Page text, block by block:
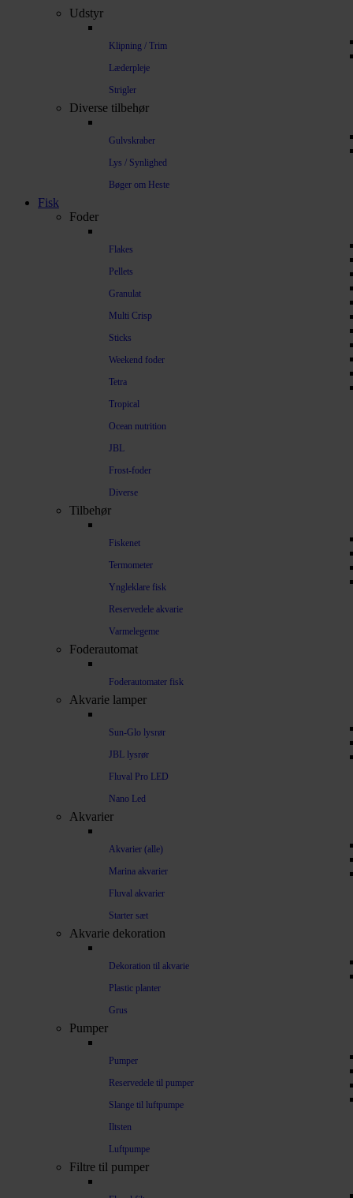
Udstyr
Klipning / Trim
Læderpleje
Strigler
Diverse tilbehør
Gulvskraber
Lys / Synlighed
Bøger om Heste
Fisk
Foder
Flakes
Pellets
Granulat
Multi Crisp
Sticks
Weekend foder
Tetra
Tropical
Ocean nutrition
JBL
Frost-foder
Diverse
Tilbehør
Fiskenet
Termometer
Yngleklare fisk
Reservedele akvarie
Varmelegeme
Foderautomat
Foderautomater fisk
Akvarie lamper
Sun-Glo lysrør
JBL lysrør
Fluval Pro LED
Nano Led
Akvarier
Akvarier (alle)
Marina akvarier
Fluval akvarier
Starter sæt
Akvarie dekoration
Dekoration til akvarie
Plastic planter
Grus
Pumper
Pumper
Reservedele til pumper
Slange til luftpumpe
Iltsten
Luftpumpe
Filtre til pumper